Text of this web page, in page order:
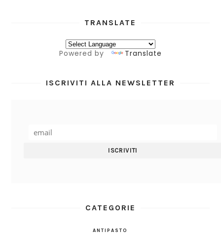
TRANSLATE
Powered by Translate
ISCRIVITI ALLA NEWSLETTER
CATEGORIE
ANTIPASTO